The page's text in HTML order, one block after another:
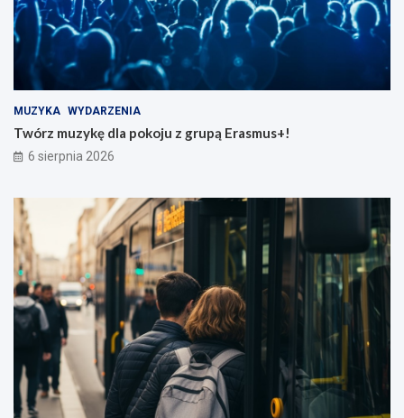
MUZYKA WYDARZENIA
Twórz muzykę dla pokoju z grupą Erasmus+!
6 sierpnia 2026